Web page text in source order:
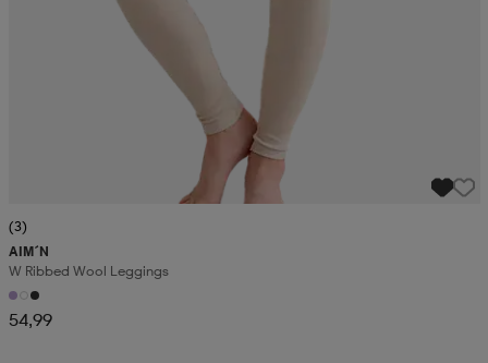
(3)
AIM´N
W Ribbed Wool Leggings
54,99